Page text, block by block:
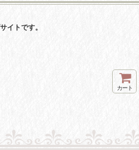
イトです。
カート